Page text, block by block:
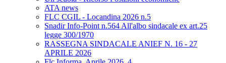
ATA news
FLC CGIL - Locandina 2026 n.5
Snadir Info-Point n.564 All'albo sindacale ex art.25
legge 300/1970
RASSEGNA SINDACALE ANIEF N. 16 - 27
APRILE 2026